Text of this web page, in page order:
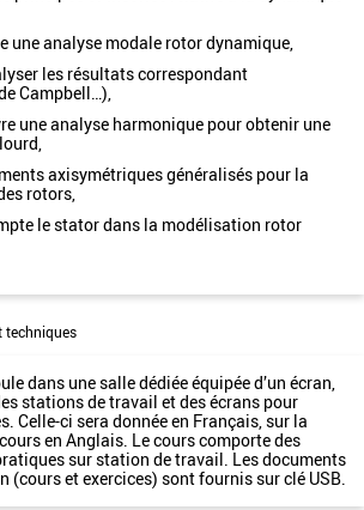
une analyse modale rotor dynamique,
les résultats correspondant
Campbell…),
une analyse harmonique pour obtenir une
axisymétriques généralisés pour la
rotors,
le stator dans la modélisation rotor
techniques
dans une salle dédiée équipée d’un écran,
stations de travail et des écrans pour
Celle-ci sera donnée en Français, sur la
en Anglais. Le cours comporte des
sur station de travail. Les documents
(cours et exercices) sont fournis sur clé USB.